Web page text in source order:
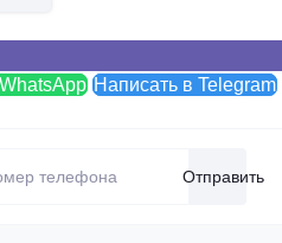
Написать в Telegram
Отправить